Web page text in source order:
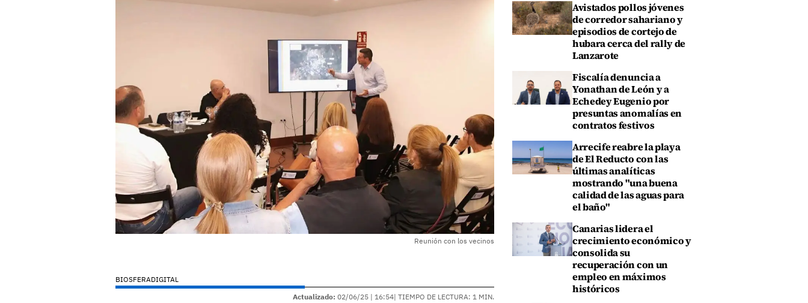
Reunión con los vecinos
BIOSFERADIGITAL
Actualizado: 02/06/25 | 16:54| TIEMPO DE LECTURA: 1 MIN.
Avistados pollos jóvenes
de corredor sahariano y
episodios de cortejo de
hubara cerca del rally de
Lanzarote
Fiscalía denuncia a
Yonathan de León y a
Echedey Eugenio por
presuntas anomalías en
contratos festivos
Arrecife reabre la playa
de El Reducto con las
últimas analíticas
mostrando "una buena
calidad de las aguas para
el baño"
Canarias lidera el
crecimiento económico y
consolida su
recuperación con un
empleo en máximos
históricos